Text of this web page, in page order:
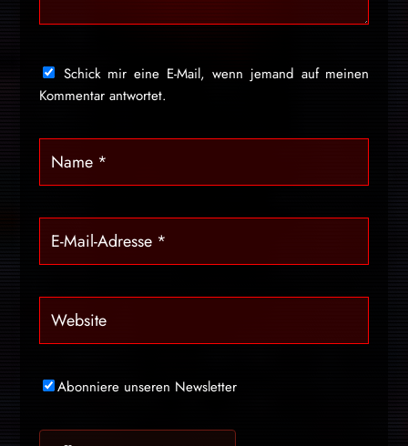
Schick mir eine E-Mail, wenn jemand auf meinen
Kommentar antwortet.
Abonniere unseren Newsletter